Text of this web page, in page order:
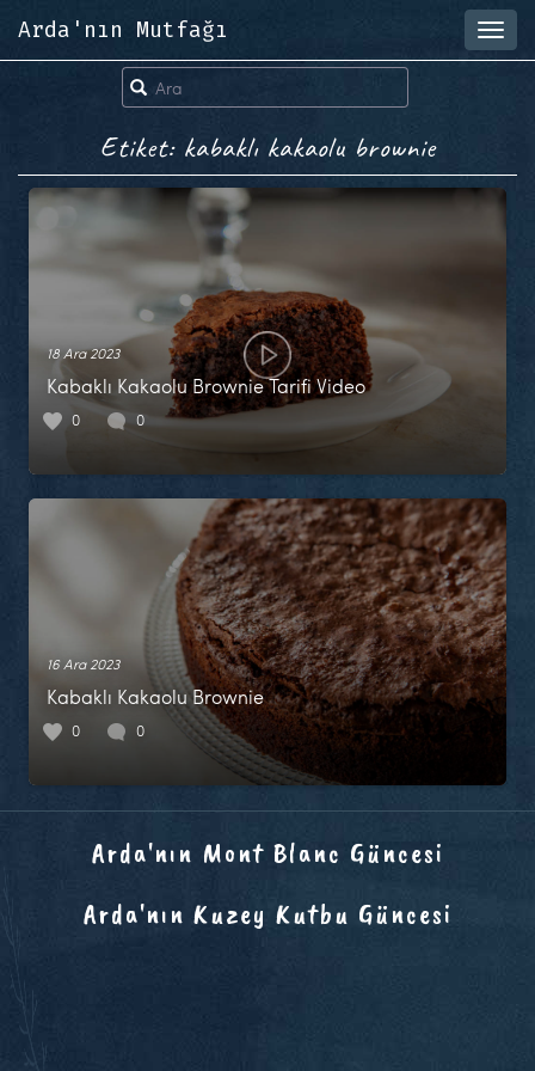
Arda'nın Mutfağı
Etiket: kabaklı kakaolu brownie
18 Ara 2023
Kabaklı Kakaolu Brownie Tarifi Video
0 0
16 Ara 2023
Kabaklı Kakaolu Brownie
0 0
Arda'nın Mont Blanc Güncesi
Arda'nın Kuzey Kutbu Güncesi